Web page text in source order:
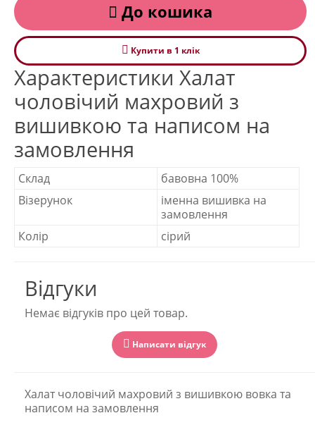
До кошика
Купити в 1 клiк
Характеристики Халат
чоловічий махровий з
вишивкою та написом на
замовлення
Склад
бавовна 100%
Візерунок
іменна вишивка на
замовлення
Колір
сірий
Відгуки
Немає відгуків про цей товар.
Написати відгук
Халат чоловічий махровий з вишивкою вовка та
написом на замовлення